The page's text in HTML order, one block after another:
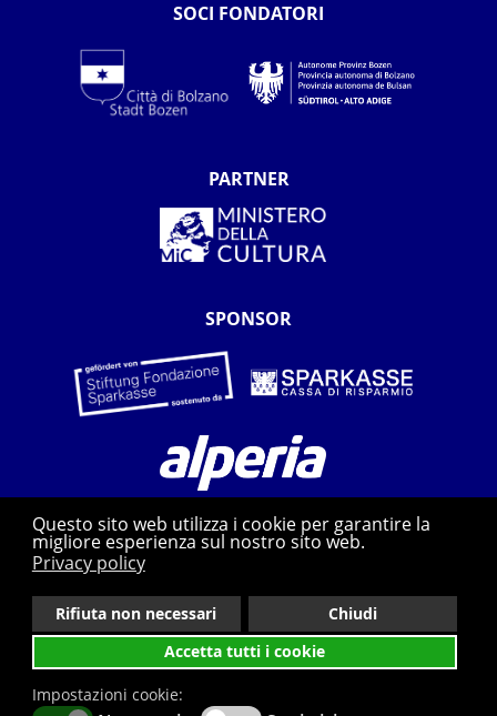
Questo sito web utilizza i cookie per garantire la
migliore esperienza sul nostro sito web.
Privacy policy
Rifiuta non necessari
Chiudi
Accetta tutti i cookie
Impostazioni cookie:
SOCI FONDATORI
PARTNER
SPONSOR
Privacy Whistleblowing
Contatti
web agency: pixxelfactory.net